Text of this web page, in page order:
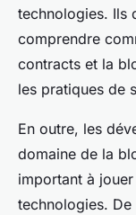
technologies. Ils
comprendre
contracts et la
les pratiques de
En outre, les
domaine de la
important à
technologies. De